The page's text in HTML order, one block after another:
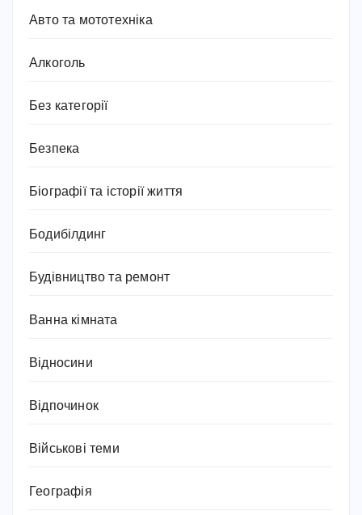
Авто та мототехніка
Алкоголь
Без категорії
Безпека
Біографії та історії життя
Бодибілдинг
Будівництво та ремонт
Ванна кімната
Відносини
Відпочинок
Військові теми
Географія